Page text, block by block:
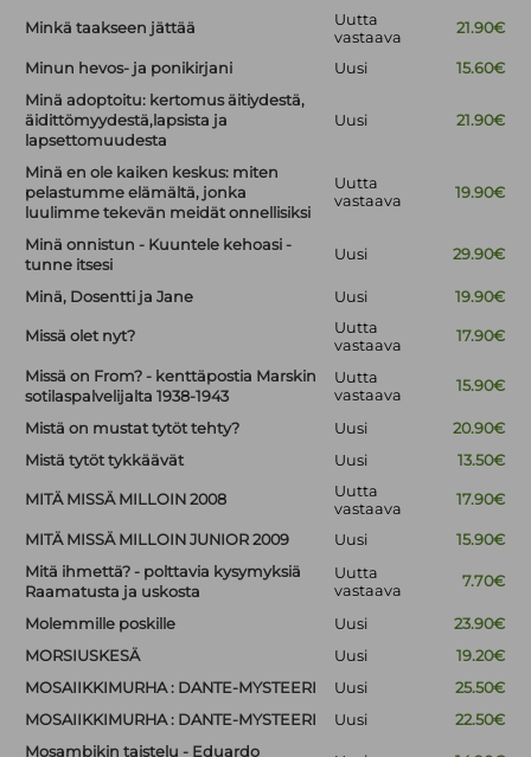
Minkä taakseen jättää
Uutta
vastaava
21.90€
Minun hevos- ja ponikirjani Uusi
15.60€
Minä adoptoitu: kertomus äitiydestä,
äidittömyydestä,lapsista ja
lapsettomuudesta
Uusi 21.90€
Minä en ole kaiken keskus: miten
pelastumme elämältä, jonka
luulimme tekevän meidät onnellisiksi
Uutta
vastaava
19.90€
Minä onnistun - Kuuntele kehoasi -
tunne itsesi
Uusi 29.90€
Minä, Dosentti ja Jane Uusi 19.90€
Missä olet nyt?
Uutta
vastaava
17.90€
Missä on From? - kenttäpostia Marskin
sotilaspalvelijalta 1938-1943
Uutta
vastaava
15.90€
Mistä on mustat tytöt tehty? Uusi
20.90€
Mistä tytöt tykkäävät
Uusi 13.50€
MITÄ MISSÄ MILLOIN 2008
Uutta
vastaava
17.90€
MITÄ MISSÄ MILLOIN JUNIOR 2009 Uusi
15.90€
Mitä ihmettä? - polttavia kysymyksiä
Raamatusta ja uskosta
Uutta
vastaava
7.70€
Molemmille poskille Uusi
23.90€
MORSIUSKESÄ
Uusi
19.20€
MOSAIIKKIMURHA : DANTE-MYSTEERI
Uusi
25.50€
MOSAIIKKIMURHA : DANTE-MYSTEERI
Uusi
22.50€
Mosambikin taistelu - Eduardo